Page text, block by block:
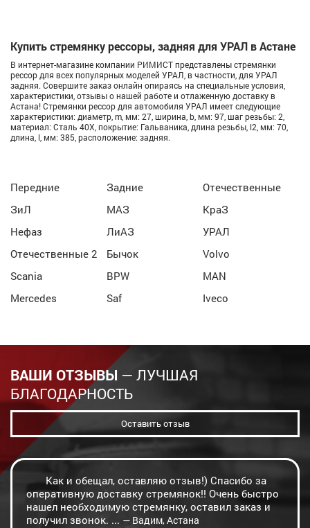
Купить стремянку рессоры, задняя для УРАЛ в Астане
В интернет-магазине компании РИМИСТ представлены стремянки
рессор для всех популярных моделей УРАЛ, в частности, для УРАЛ
задняя. Совершите заказ онлайн опираясь на специальные условия,
характеристики, отзывы о нашей работе и отлаженную доставку в
Астана! Стремянки рессор для автомобиля УРАЛ имеет следующие
характеристики: диаметр, m, мм: 27, ширина, b, мм: 97, шаг резьбы: 2,
материал: Сталь 40Х, покрытие: Гальваника, длина резьбы, l2, мм: 70,
длина, l, мм: 385, расположение: задняя.
Передние Задние
Отечественные
ЗиЛ
МАЗ
КраЗ
Нефаз
ЛиАЗ
УРАЛ
Отечественные 2
Бычок
Volvo
Scania
BPW
MAN
Mercedes
Saf Iveco
ВАШИ ОТЗЫВЫ — ЛУЧШАЯ
БЛАГОДАРНОСТЬ
Оставить отзыв
Как и обещал, оставляю отзыв!) Спасибо за
оперативную доставку стремянок!! Очень быстро
нашел необходимую стремянку, оставил заказ и
получил звонок. ... — Вадим, Астана